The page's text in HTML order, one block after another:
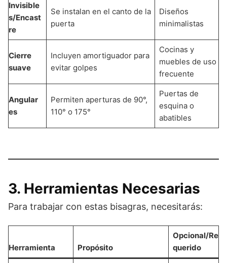
Invisible
s/Encast
re
Se instalan en el canto de la
puerta
Diseños
minimalistas
Cierre
suave
Incluyen amortiguador para
evitar golpes
Cocinas y
muebles de uso
frecuente
Angular
es
Permiten aperturas de 90°,
110° o 175°
Puertas de
esquina o
abatibles
3. Herramientas Necesarias
Para trabajar con estas bisagras, necesitarás:
Herramienta Propósito
Opcional/Re
querido